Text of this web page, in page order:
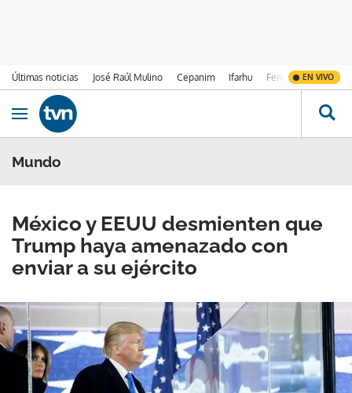
Últimas noticias José Raúl Mulino Cepanim Ifarhu Fenómeno de El
EN VIVO
Ir al contenido
Obrir navegació
Mundo
México y EEUU desmienten que
Trump haya amenazado con
enviar a su ejército